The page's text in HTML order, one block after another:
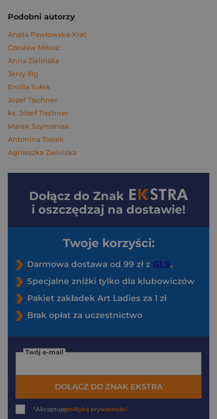
Podobni autorzy
Aneta Pawłowska-Krać
Czesław Miłosz
Anna Zielińska
Jerzy Illg
Emilia Sułek
Józef Tischner
ks. Józef Tischner
Marek Szymaniak
Antonina Tosiek
Agnieszka Zielińska
Dołącz do Znak
i oszczędzaj na dostawie!
Twoje korzyści:
Darmowa dostawa od 99 zł z
Specjalne zniżki tylko dla klubowiczów
Pakiet zakładek Art Ladies za 1 zł
Brak opłat za uczestnictwo
Twój e-mail
DOŁĄCZ DO ZNAK EKSTRA
*Akceptujępolitykę prywatności